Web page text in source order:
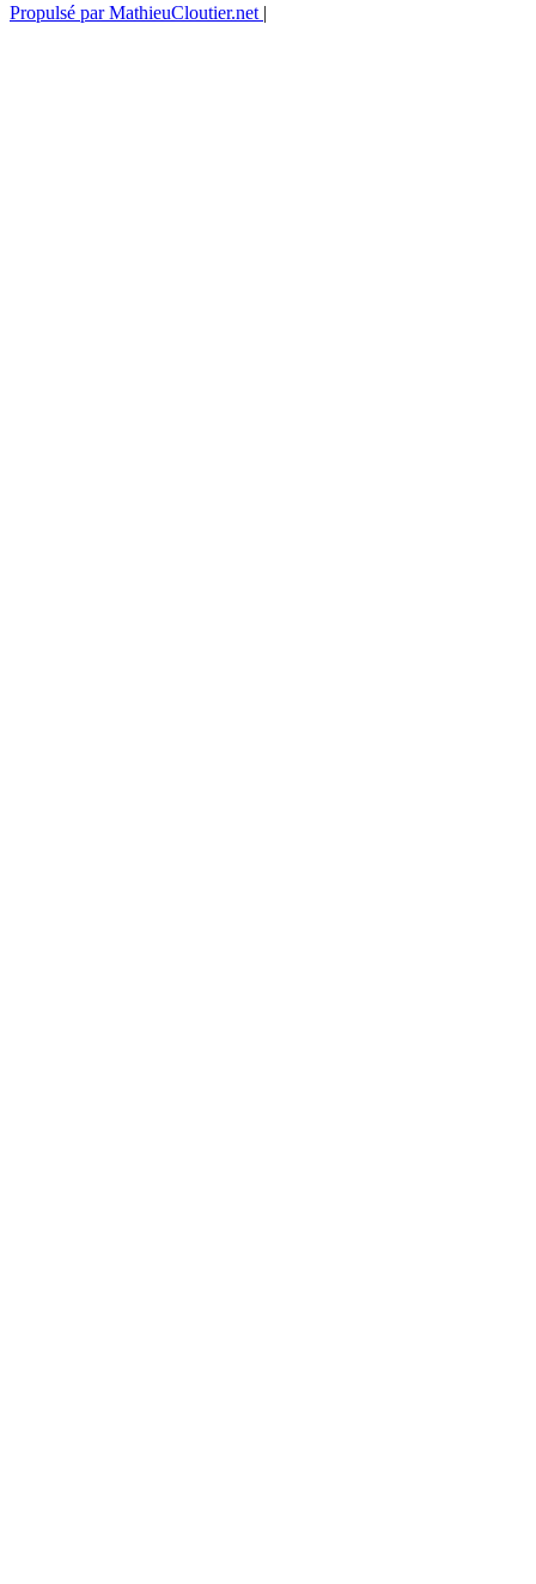
Propulsé par MathieuCloutier.net |